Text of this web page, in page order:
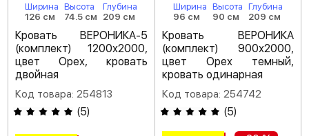
Ширина
126 см
Высота
74.5 см
Глубина
209 см
Кровать ВЕРОНИКА-5
(комплект) 1200х2000,
цвет Орех, кровать
двойная
Код товара: 254813
(5)
Ширина
96 см
Высота
90 см
Глубина
209 см
Кровать ВЕРОНИКА
(комплект) 900х2000,
цвет Орех темный,
кровать одинарная
Код товара: 254742
(5)